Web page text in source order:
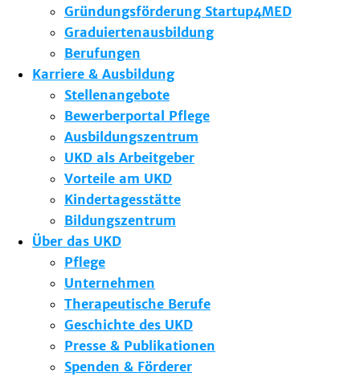
Gründungsförderung Startup4MED
Graduiertenausbildung
Berufungen
Karriere & Ausbildung
Stellenangebote
Bewerberportal Pflege
Ausbildungszentrum
UKD als Arbeitgeber
Vorteile am UKD
Kindertagesstätte
Bildungszentrum
Über das UKD
Pflege
Unternehmen
Therapeutische Berufe
Geschichte des UKD
Presse & Publikationen
Spenden & Förderer